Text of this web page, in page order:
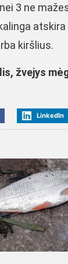
3 ne
kiršlius.
žvejys
LinkedIn